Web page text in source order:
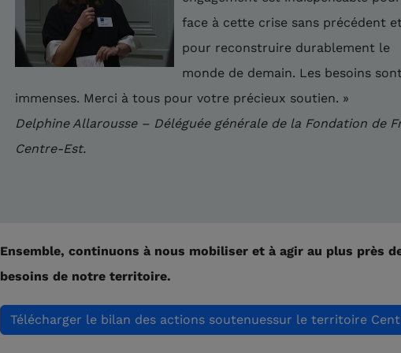
face à cette crise sans précédent
pour reconstruire durablement le
monde de demain. Les besoins
immenses. Merci à tous pour votre précieux soutien. »
Delphine Allarousse – Déléguée générale de la Fondation de
Centre-Est.
Ensemble, continuons à nous mobiliser et à agir au plus près
besoins de notre territoire.
Télécharger le bilan des actions soutenuessur le territoire